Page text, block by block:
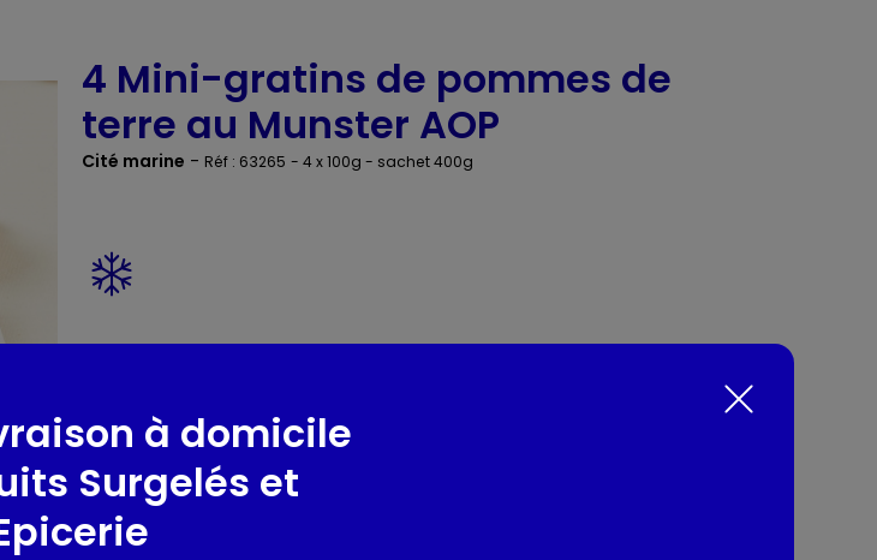
4 Mini-gratins de pommes de
terre au Munster AOP
Cité marine - Réf : 63265 - 4 x 100g - sachet 400g
Composition / Ingrédients / Allergènes
à domicile
Surgelés et